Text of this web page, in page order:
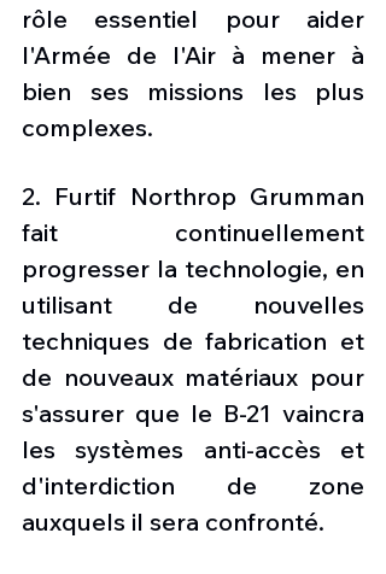
rôle essentiel pour aider
l'Armée de l'Air à mener à
bien ses missions les plus
complexes.
2. Furtif Northrop Grumman
fait continuellement
progresser la technologie, en
utilisant de nouvelles
techniques de fabrication et
de nouveaux matériaux pour
s'assurer que le B-21 vaincra
les systèmes anti-accès et
d'interdiction de zone
auxquels il sera confronté.